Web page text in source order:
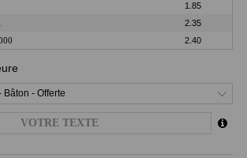
1.85
2.35
2.40
- Offerte